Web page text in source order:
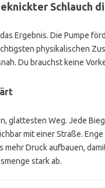
Schlauch
Ergebnis. Die Pumpe
physikalischen
Du brauchst keine
glattesten Weg. Jede
mit einer Straße.
mehr Druck aufbauen,
stark ab.